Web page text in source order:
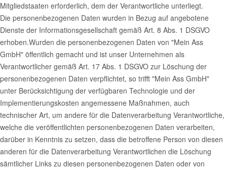
Mitgliedstaaten erforderlich, dem der Verantwortliche unterliegt.
Die personenbezogenen Daten wurden in Bezug auf angebotene
Dienste der Informationsgesellschaft gemäß Art. 8 Abs. 1 DSGVO
erhoben.Wurden die personenbezogenen Daten von "Mein Ass
GmbH" öffentlich gemacht und ist unser Unternehmen als
Verantwortlicher gemäß Art. 17 Abs. 1 DSGVO zur Löschung der
personenbezogenen Daten verpflichtet, so trifft "Mein Ass GmbH"
unter Berücksichtigung der verfügbaren Technologie und der
Implementierungskosten angemessene Maßnahmen, auch
technischer Art, um andere für die Datenverarbeitung Verantwortliche,
welche die veröffentlichten personenbezogenen Daten verarbeiten,
darüber in Kenntnis zu setzen, dass die betroffene Person von diesen
anderen für die Datenverarbeitung Verantwortlichen die Löschung
sämtlicher Links zu diesen personenbezogenen Daten oder von